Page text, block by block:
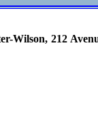
Wilson, 212